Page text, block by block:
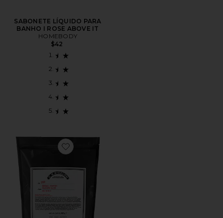
SABONETE LÍQUIDO PARA
BANHO I ROSE ABOVE IT
HOMEBODY
$42
Favorite SAIS DE BANHO RELAXANTES COM ERVAS